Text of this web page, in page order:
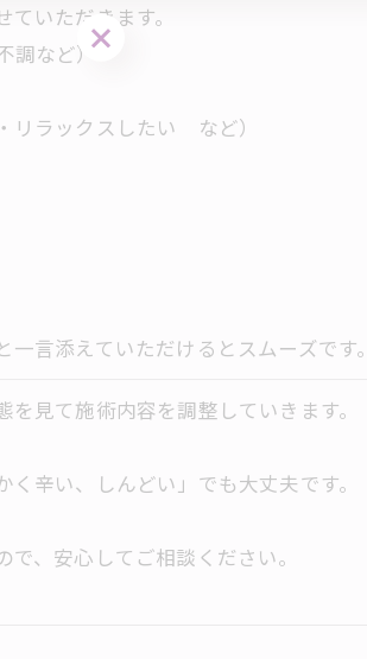
いただきます。
調など）
リラックスしたい など）
一言添えていただけるとスムーズです
見て施術内容を調整していきます。
辛い、しんどい」でも大丈夫です。
、安心してご相談ください。
LINEご来店予約はこちら
LINEご来店予約はこちら